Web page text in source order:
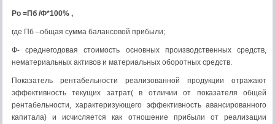
Ро =Пб /Ф*100% ,
где Пб –общая сумма балансовой прибыли;
Ф- среднегодовая стоимость основных производственных средств,
нематериальных активов и материальных оборотных средств.
Показатель рентабельности реализованной продукции отражают
эффективность текущих затрат( в отличии от показателя общей
рентабельности, характеризующего эффективность авансированного
капитала) и исчисляется как отношение прибыли от реализации